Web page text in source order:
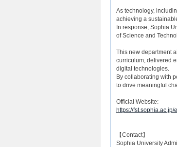
As technology,
achieving a
In response, Sophia
of Science and
This new department
curriculum, delivered
digital technologies.
By collaborating with
to drive meaningful
Official Website:
https://fst.sophia.ac.jp/
【Contact】
Sophia University